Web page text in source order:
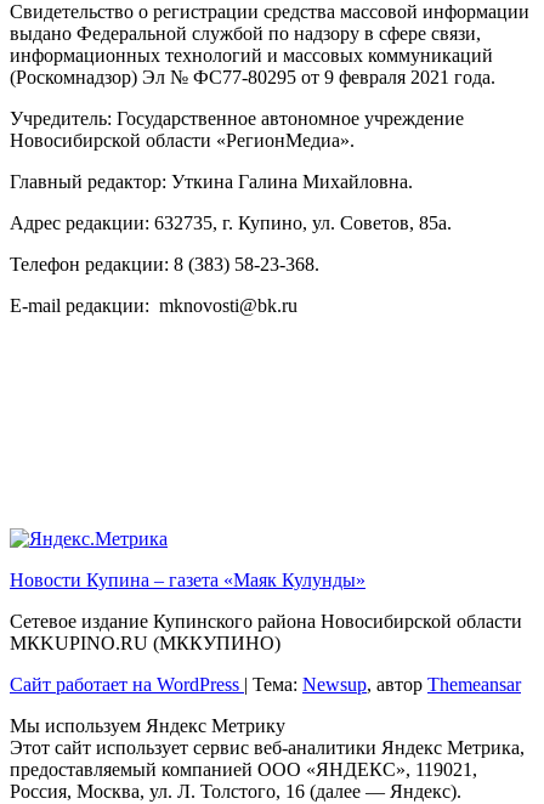
Свидетельство о регистрации средства массовой информации
выдано Федеральной службой по надзору в сфере связи,
информационных технологий и массовых коммуникаций
(Роскомнадзор) Эл № ФС77-80295 от 9 февраля 2021 года.
Учредитель: Государственное автономное учреждение
Новосибирской области «РегионМедиа».
Главный редактор: Уткина Галина Михайловна.
Адрес редакции: 632735, г. Купино, ул. Советов, 85а.
Телефон редакции: 8 (383) 58-23-368.
E-mail редакции: mknovosti@bk.ru
Новости Купина – газета «Маяк Кулунды»
Сетевое издание Купинского района Новосибирской области
МКKUPINO.RU (МККУПИНО)
Сайт работает на WordPress
Тема: Newsup, автор Themeansar
Мы используем Яндекс Метрику
Этот сайт использует сервис веб-аналитики Яндекс Метрика,
предоставляемый компанией ООО «ЯНДЕКС», 119021,
Россия, Москва, ул. Л. Толстого, 16 (далее — Яндекс).